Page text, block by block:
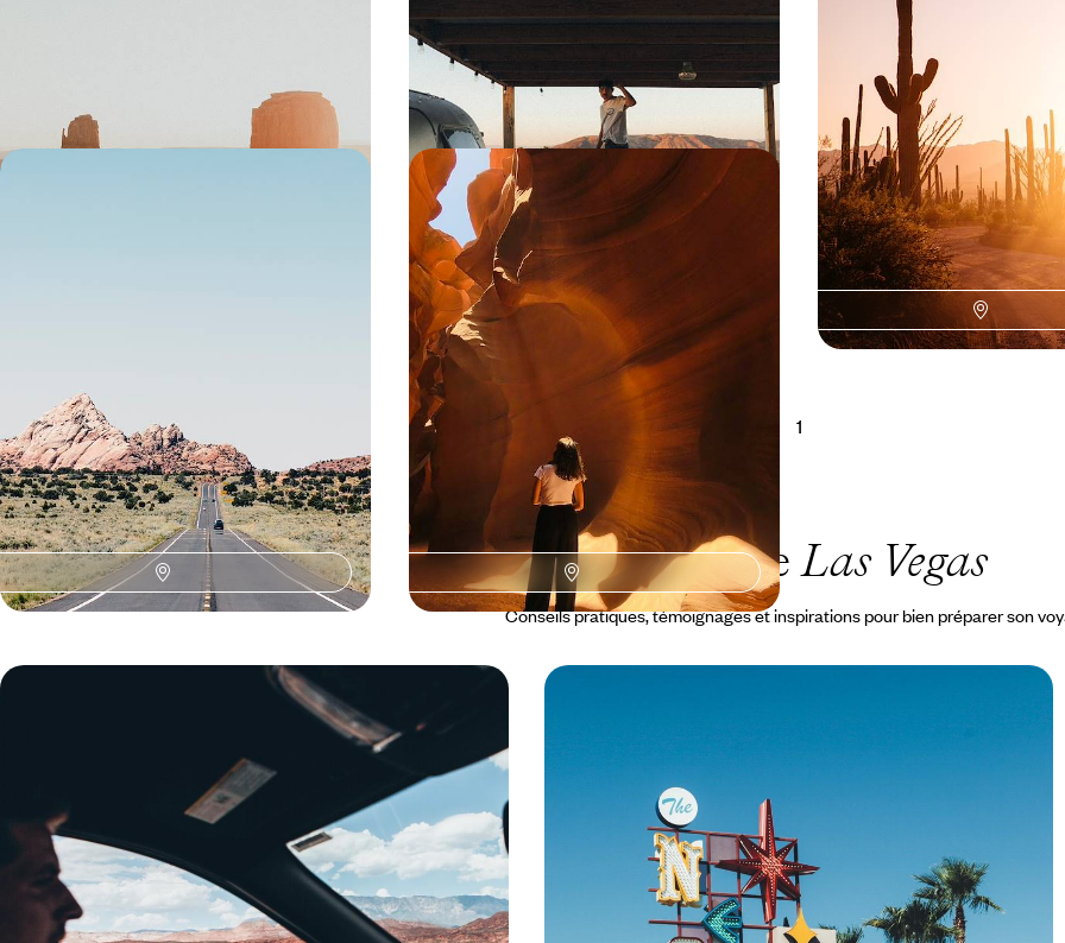
emblématique du Far West – villes mythiques,
décors de cinéma, grands parcs, l'American
Dream
15 jours, de CHF 3200 à CHF 4400
jusqu'à l'État méconnu du
déserts, de villes fantômes et
13 jours, de CHF 3800 à CHF 5000
États-Unis, Australie, Bali - Un été
mémorable en famille
Le temps d'un été, offrir l'inoubliable à votre tribu :
un mois de tour du monde à travers trois pays et
trois continents
34 jours, de CHF 11100 à CHF 14800
1
Le GuideLas Vegas
Conseils pratiques, témoignages et inspirations pour bien préparer son